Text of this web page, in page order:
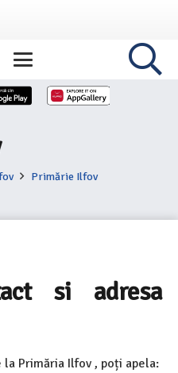
Primărie Ilfov
si adresa
Primăria Ilfov , poți apela: